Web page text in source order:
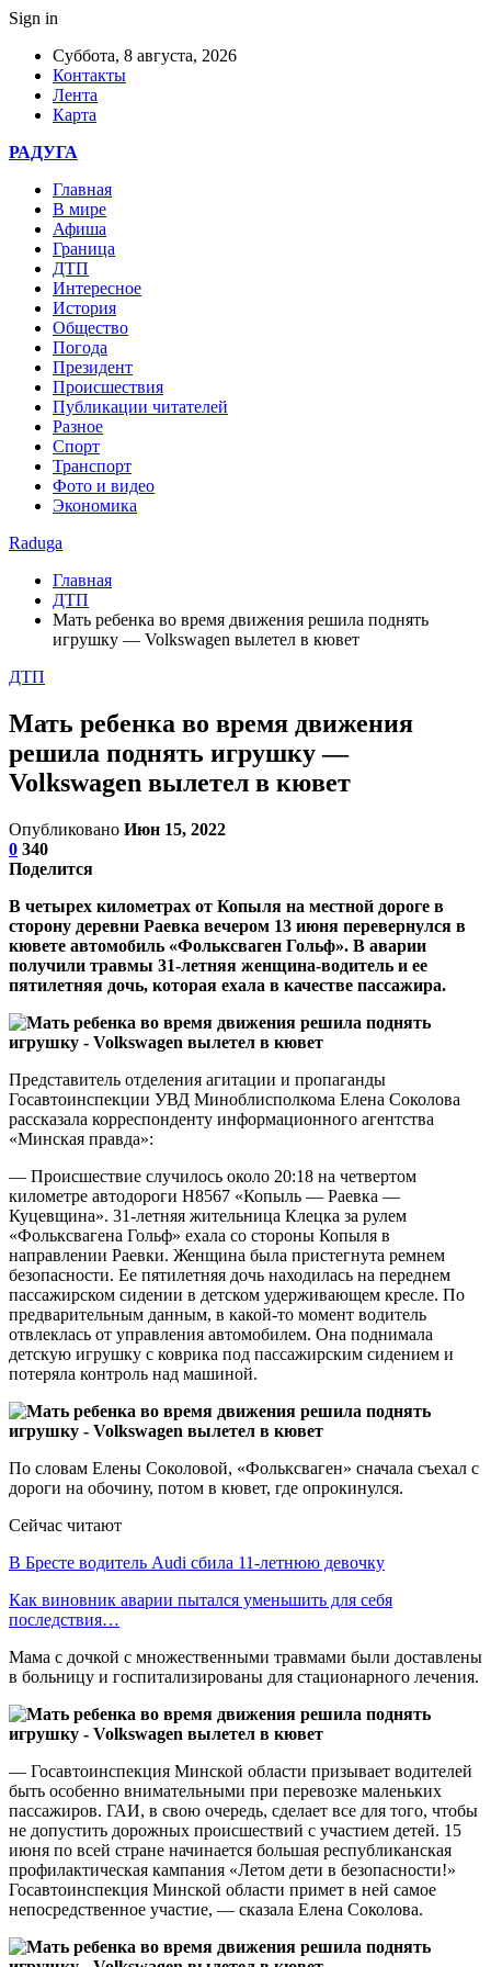
Sign in
Суббота, 8 августа, 2026
Контакты
Лента
Карта
РАДУГА
Главная
В мире
Афиша
Граница
ДТП
Интересное
История
Общество
Погода
Президент
Происшествия
Публикации читателей
Разное
Спорт
Транспорт
Фото и видео
Экономика
Raduga
Главная
ДТП
Мать ребенка во время движения решила поднять
игрушку — Volkswagen вылетел в кювет
ДТП
Мать ребенка во время движения
решила поднять игрушку —
Volkswagen вылетел в кювет
Опубликовано Июн 15, 2022
0 340
Поделится
В четырех километрах от Копыля на местной дороге в
сторону деревни Раевка вечером 13 июня перевернулся в
кювете автомобиль «Фольксваген Гольф». В аварии
получили травмы 31-летняя женщина-водитель и ее
пятилетняя дочь, которая ехала в качестве пассажира.
Представитель отделения агитации и пропаганды
Госавтоинспекции УВД Миноблисполкома Елена Соколова
рассказала корреспонденту информационного агентства
«Минская правда»:
— Происшествие случилось около 20:18 на четвертом
километре автодороги Н8567 «Копыль — Раевка —
Куцевщина». 31-летняя жительница Клецка за рулем
«Фольксвагена Гольф» ехала со стороны Копыля в
направлении Раевки. Женщина была пристегнута ремнем
безопасности. Ее пятилетняя дочь находилась на переднем
пассажирском сидении в детском удерживающем кресле. По
предварительным данным, в какой-то момент водитель
отвлеклась от управления автомобилем. Она поднимала
детскую игрушку с коврика под пассажирским сидением и
потеряла контроль над машиной.
По словам Елены Соколовой, «Фольксваген» сначала съехал с
дороги на обочину, потом в кювет, где опрокинулся.
Сейчас читают
В Бресте водитель Audi сбила 11-летнюю девочку
Как виновник аварии пытался уменьшить для себя
последствия…
Мама с дочкой с множественными травмами были доставлены
в больницу и госпитализированы для стационарного лечения.
— Госавтоинспекция Минской области призывает водителей
быть особенно внимательными при перевозке маленьких
пассажиров. ГАИ, в свою очередь, сделает все для того, чтобы
не допустить дорожных происшествий с участием детей. 15
июня по всей стране начинается большая республиканская
профилактическая кампания «Летом дети в безопасности!»
Госавтоинспекция Минской области примет в ней самое
непосредственное участие, — сказала Елена Соколова.